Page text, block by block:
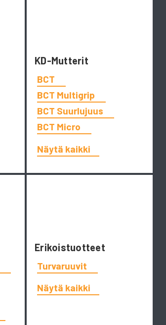
KD-Mutterit
BCT
BCT Multigrip
BCT Suurlujuus
BCT Micro
Näytä kaikki
Erikoistuotteet
Turvaruuvit
Näytä kaikki